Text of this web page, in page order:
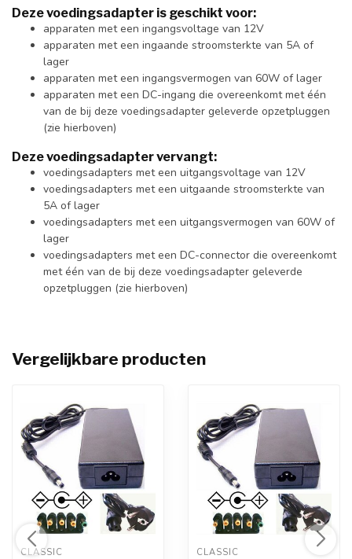
Deze voedingsadapter is geschikt voor:
apparaten met een ingangsvoltage van 12V
apparaten met een ingaande stroomsterkte van 5A of
lager
apparaten met een ingangsvermogen van 60W of lager
apparaten met een DC-ingang die overeenkomt met één
van de bij deze voedingsadapter geleverde opzetpluggen
(zie hierboven)
Deze voedingsadapter vervangt:
voedingsadapters met een uitgangsvoltage van 12V
voedingsadapters met een uitgaande stroomsterkte van
5A of lager
voedingsadapters met een uitgangsvermogen van 60W of
lager
voedingsadapters met een DC-connector die overeenkomt
met één van de bij deze voedingsadapter geleverde
opzetpluggen (zie hierboven)
Vergelijkbare producten
CLASSIC CLASSIC